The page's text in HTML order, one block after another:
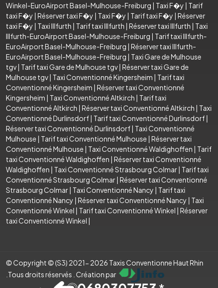
Winkel-EuroAirport Basel-Mulhouse-Freiburg | Taxi F�y | Tarif
taxi F�y | Réserver taxi F�y | Taxi F�y | Tarif taxi F�y | Réserver
taxi F�y | Taxi Illfurth | Tarif taxi Illfurth | Réserver taxi Illfurth | Taxi
Illfurth-EuroAirport Basel-Mulhouse-Freiburg | Tarif taxi Illfurth-
EuroAirport Basel-Mulhouse-Freiburg | Réserver taxi Illfurth-
EuroAirport Basel-Mulhouse-Freiburg | Taxi Gare de Mulhouse
tgv| Tarif taxi Gare de Mulhouse tgv| Réserver taxi Gare de
Mulhouse tgv| Taxi Conventionné Kingersheim | Tarif taxi
Conventionné Kingersheim | Réserver taxi Conventionné
Kingersheim | Taxi Conventionné Altkirch | Tarif taxi
Conventionné Altkirch | Réserver taxi Conventionné Altkirch | Taxi
Conventionné Durlinsdorf| Tarif taxi Conventionné Durlinsdorf|
Réserver taxi Conventionné Durlinsdorf| Taxi Conventionné
Mulhouse | Tarif taxi Conventionné Mulhouse | Réserver taxi
Conventionné Mulhouse | Taxi Conventionné Waldighoffen | Tarif
taxi Conventionné Waldighoffen | Réserver taxi Conventionné
Waldighoffen | Taxi Conventionné Strasbourg Colmar| Tarif taxi
Conventionné Strasbourg Colmar| Réserver taxi Conventionné
Strasbourg Colmar| Taxi Conventionné Nancy | Tarif taxi
Conventionné Nancy | Réserver taxi Conventionné Nancy | Taxi
Conventionné Winkel | Tarif taxi Conventionné Winkel | Réserver
taxi Conventionné Winkel |
© Copyright © (S3) 2021- 2026 Taxis Conventionne Haut Rhin
.Tous droits réservés . Création par